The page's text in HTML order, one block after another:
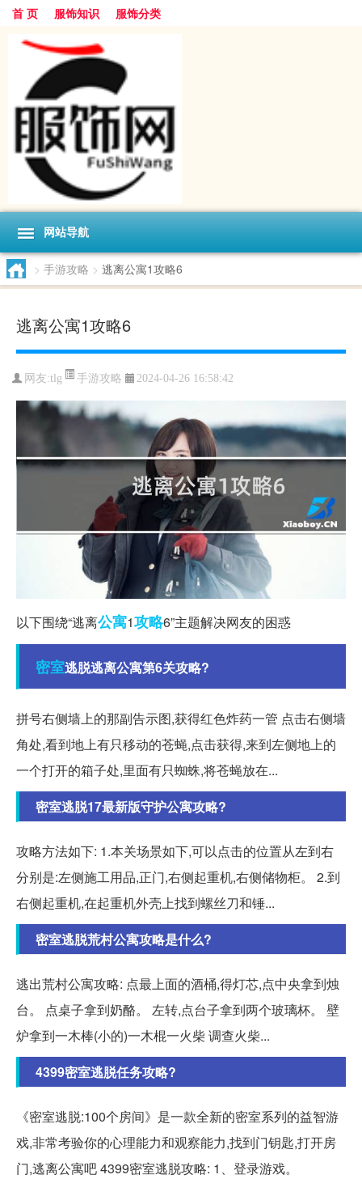
首 页 服饰知识 服饰分类
网站导航
> 手游攻略 > 逃离公寓1攻略6
逃离公寓1攻略6
网友:tlg 手游攻略 2024-04-26 16:58:42
以下围绕“逃离公寓1攻略6”主题解决网友的困惑
密室逃脱逃离公寓第6关攻略?
拼号右侧墙上的那副告示图,获得红色炸药一管 点击右侧墙
角处,看到地上有只移动的苍蝇,点击获得,来到左侧地上的
一个打开的箱子处,里面有只蜘蛛,将苍蝇放在...
密室逃脱17最新版守护公寓攻略?
攻略方法如下: 1.本关场景如下,可以点击的位置从左到右
分别是:左侧施工用品,正门,右侧起重机,右侧储物柜。 2.到
右侧起重机,在起重机外壳上找到螺丝刀和锤...
密室逃脱荒村公寓攻略是什么?
逃出荒村公寓攻略: 点最上面的酒桶,得灯芯,点中央拿到烛
台。 点桌子拿到奶酪。 左转,点台子拿到两个玻璃杯。 壁
炉拿到一木棒(小的)一木棍一火柴 调查火柴...
4399密室逃脱任务攻略?
《密室逃脱:100个房间》是一款全新的密室系列的益智游
戏,非常考验你的心理能力和观察能力,找到门钥匙,打开房
门,逃离公寓吧 4399密室逃脱攻略: 1、登录游戏。